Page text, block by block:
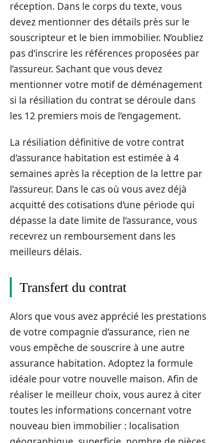
réception. Dans le corps du texte, vous
devez mentionner des détails près sur le
souscripteur et le bien immobilier. N’oubliez
pas d’inscrire les références proposées par
l’assureur. Sachant que vous devez
mentionner votre motif de déménagement
si la résiliation du contrat se déroule dans
les 12 premiers mois de l’engagement.
La résiliation définitive de votre contrat
d’assurance habitation est estimée à 4
semaines après la réception de la lettre par
l’assureur. Dans le cas où vous avez déjà
acquitté des cotisations d’une période qui
dépasse la date limite de l’assurance, vous
recevrez un remboursement dans les
meilleurs délais.
Transfert du contrat
Alors que vous avez apprécié les prestations
de votre compagnie d’assurance, rien ne
vous empêche de souscrire à une autre
assurance habitation. Adoptez la formule
idéale pour votre nouvelle maison. Afin de
réaliser le meilleur choix, vous aurez à citer
toutes les informations concernant votre
nouveau bien immobilier : localisation